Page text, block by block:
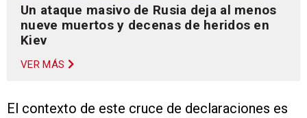
Un ataque masivo de Rusia deja al menos
nueve muertos y decenas de heridos en
Kiev
VER MÁS
El contexto de este cruce de declaraciones es